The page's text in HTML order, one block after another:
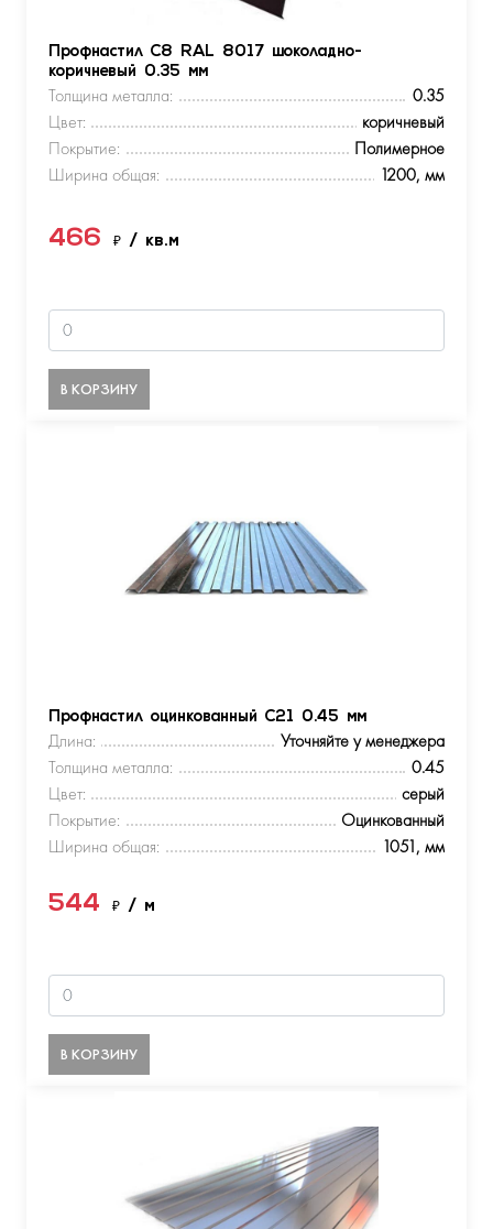
Профнастил С8 RAL 8017 шоколадно-
коричневый 0.35 мм
Толщина металла:
0.35
Цвет:
коричневый
Покрытие:
Полимерное
Ширина общая:
1200, мм
466 ₽ / кв.м
В КОРЗИНУ
Профнастил оцинкованный С21 0.45 мм
Длина:
Уточняйте у менеджера
Толщина металла:
0.45
Цвет:
серый
Покрытие:
Оцинкованный
Ширина общая:
1051, мм
544 ₽ / м
В КОРЗИНУ